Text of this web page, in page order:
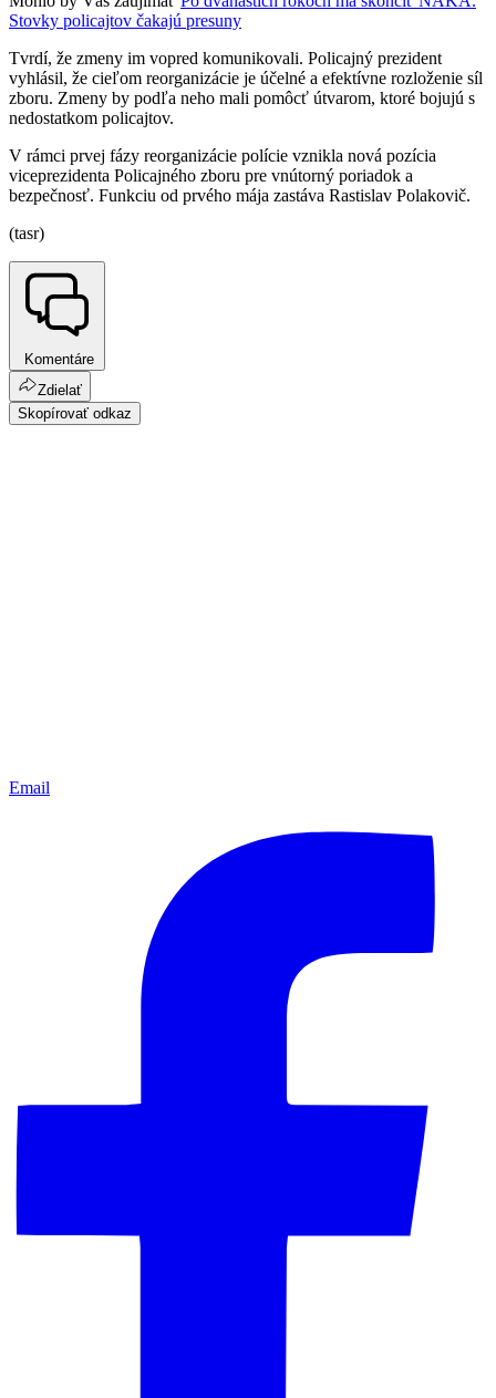
Stovky policajtov čakajú presuny
Tvrdí, že zmeny im vopred komunikovali. Policajný prezident
vyhlásil, že cieľom reorganizácie je účelné a efektívne rozloženie síl
zboru. Zmeny by podľa neho mali pomôcť útvarom, ktoré bojujú s
nedostatkom policajtov.
V rámci prvej fázy reorganizácie polície vznikla nová pozícia
viceprezidenta Policajného zboru pre vnútorný poriadok a
bezpečnosť. Funkciu od prvého mája zastáva Rastislav Polakovič.
(tasr)
Komentáre
Zdielať
Skopírovať odkaz
Email